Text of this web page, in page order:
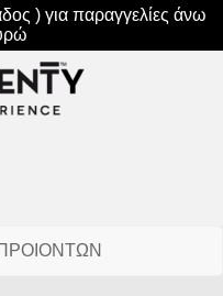
) για παραγγελίες άνω